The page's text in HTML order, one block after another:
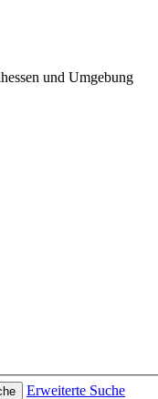
und Umgebung
Erweiterte Suche